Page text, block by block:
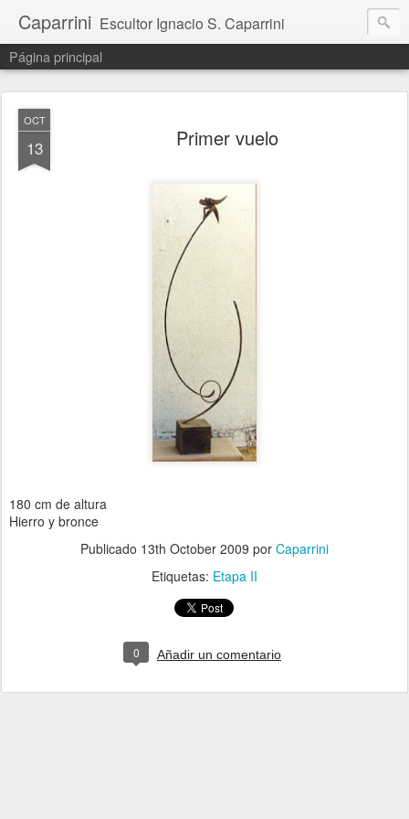
Caparrini Escultor Ignacio S. Caparrini
Página principal
OCT
13 Primer vuelo
180 cm de altura
Hierro y bronce
Publicado 13th October 2009 por Caparrini
Etiquetas: Etapa II
0 Añadir un comentario